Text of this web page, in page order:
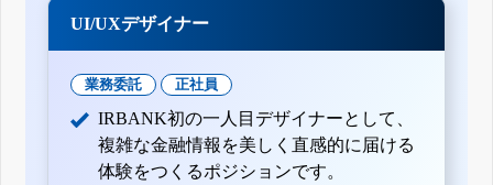
UI/UXデザイナー
業務委託 正社員
IRBANK初の一人目デザイナーとして、
複雑な金融情報を美しく直感的に届ける
体験をつくるポジションです。